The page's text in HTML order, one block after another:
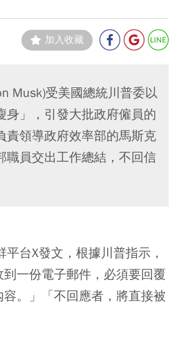
加入收藏
Musk)受美國總統川普委以
身」，引發大批政府僱員的
責領導政府效率部的馬斯克
職員交出工作總結，不回信
台X發文，根據川普指示，
到一份電子郵件，必須要回覆
。」「不回應者，將直接被